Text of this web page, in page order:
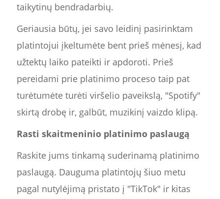
taikytinų bendradarbių.
Geriausia būtų, jei savo leidinį pasirinktam
platintojui įkeltumėte bent prieš mėnesį, kad
užtektų laiko pateikti ir apdoroti. Prieš
pereidami prie platinimo proceso taip pat
turėtumėte turėti viršelio paveikslą, "Spotify"
skirtą drobę ir, galbūt, muzikinį vaizdo klipą.
Rasti skaitmeninio platinimo paslaugą
Raskite jums tinkamą suderinamą platinimo
paslaugą. Dauguma platintojų šiuo metu
pagal nutylėjimą pristato į "TikTok" ir kitas